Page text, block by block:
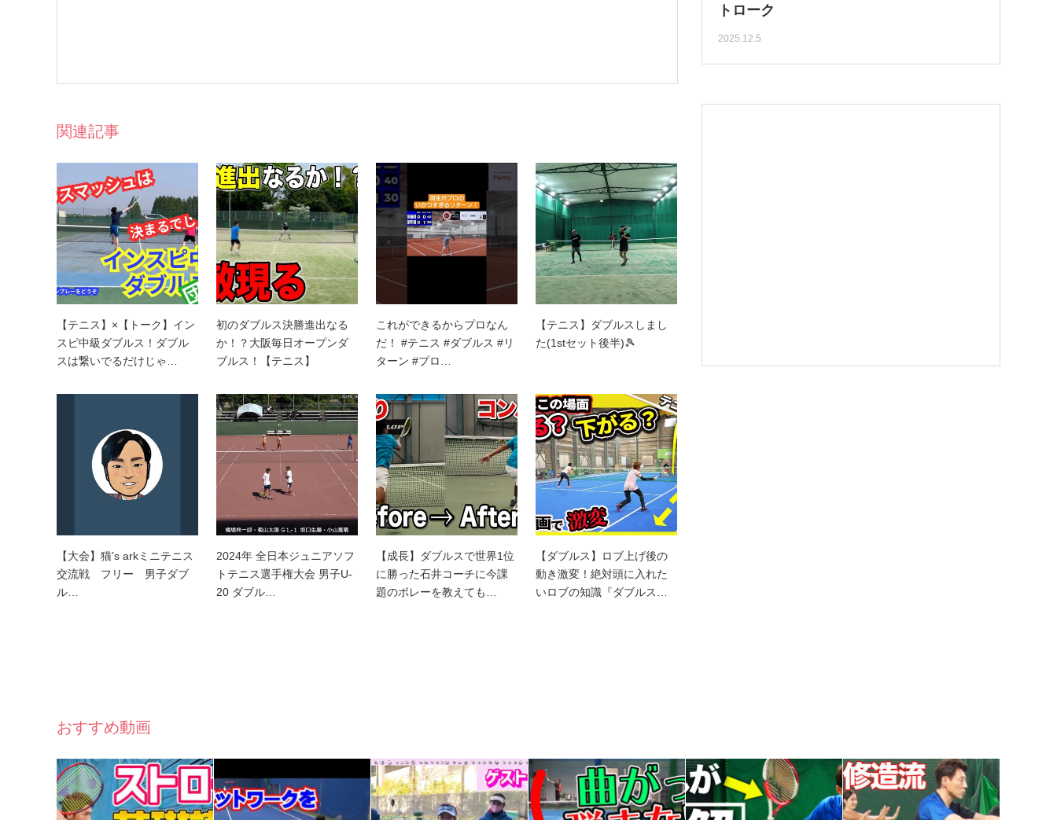
関連記事
【テニス】×【トーク】イン
スピ中級ダブルス！ダブル
スは繋いでるだけじゃ…
初のダブルス決勝進出なる
か！？大阪毎日オープンダ
ブルス！【テニス】
これができるからプロなん
だ！ #テニス #ダブルス #リ
ターン #プロ…
【テニス】ダブルスしまし
た(1stセット後半)🎾
【大会】猫’s arkミニテニス
交流戦 フリー 男子ダブ
ル…
2024年 全日本ジュニアソフ
トテニス選手権大会 男子U-
20 ダブル…
【成長】ダブルスで世界1位
に勝った石井コーチに今課
題のボレーを教えても…
【ダブルス】ロブ上げ後の
動き激変！絶対頭に入れた
いロブの知識『ダブルス…
トローク
2025.12.5
おすすめ動画